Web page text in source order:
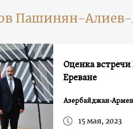
Пашинян-
Оценка
Ереване
Азербайджан-
15 мая, 2023